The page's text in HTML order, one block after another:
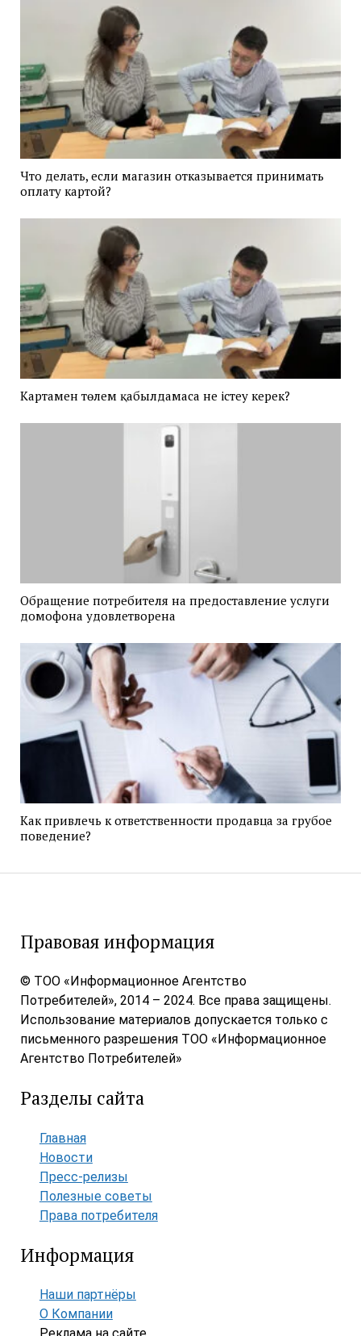
Что делать, если магазин отказывается принимать
оплату картой?
Картамен төлем қабылдамаса не істеу керек?
Обращение потребителя на предоставление услуги
домофона удовлетворена
Как привлечь к ответственности продавца за грубое
поведение?
Правовая информация
© ТОО «Информационное Агентство
Потребителей», 2014 – 2024. Все права защищены.
Использование материалов допускается только с
письменного разрешения ТОО «Информационное
Агентство Потребителей»
Разделы сайта
Главная
Новости
Пресс-релизы
Полезные советы
Права потребителя
Информация
Наши партнёры
О Компании